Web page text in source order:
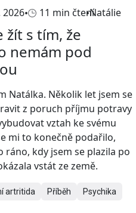
2026 11 min čteníNatálie
žít s tím, že
nemám pod
Natálka. Několik let jsem se
z poruch příjmu potravy
vztah ke svému
mi to konečně podařilo,
ráno, kdy jsem se plazila po
vstát ze země.
artritida Příběh Psychika